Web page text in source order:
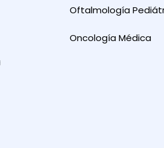
Oftalmología
Oncología Médica